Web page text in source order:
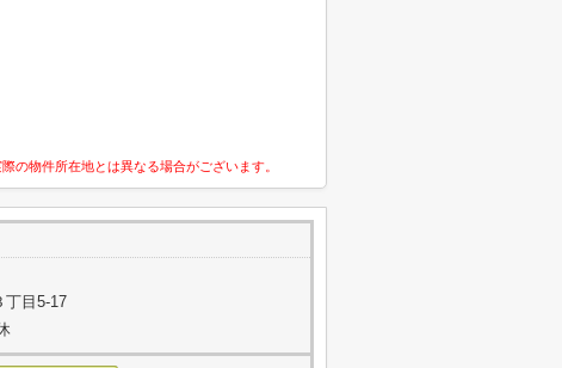
の物件所在地とは異なる場合がございます。
丁目5-17